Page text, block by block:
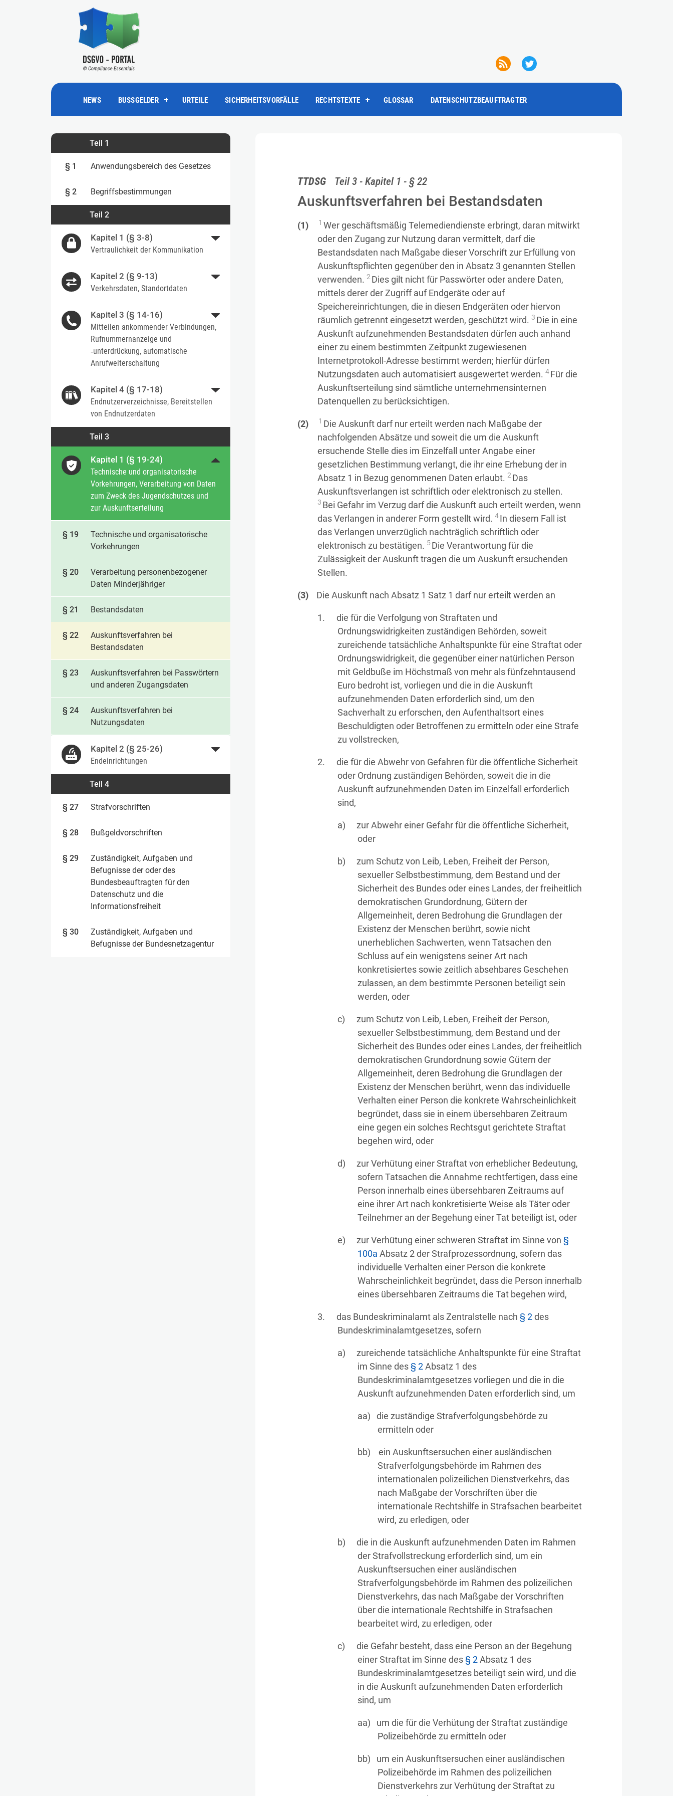
NEWS BUSSGELDER URTEILE SICHERHEITSVORFÄLLE RECHTSTEXTE GLOSSAR DATENSCHUTZBEAUFTRAGTER
Teil 1
§ 1 Anwendungsbereich des Gesetzes
§ 2 Begriffsbestimmungen
Teil 2
Kapitel 1 (§ 3-8)
Vertraulichkeit der Kommunikation
Kapitel 2 (§ 9-13)
Verkehrsdaten, Standortdaten
Kapitel 3 (§ 14-16)
Mitteilen ankommender Verbindungen,
Rufnummernanzeige und
‐unterdrückung, automatische
Anrufweiterschaltung
Kapitel 4 (§ 17-18)
Endnutzerverzeichnisse, Bereitstellen
von Endnutzerdaten
Teil 3
Kapitel 1 (§ 19-24)
Technische und organisatorische
Vorkehrungen, Verarbeitung von Daten
zum Zweck des Jugendschutzes und
zur Auskunftserteilung
§ 19
Technische und organisatorische
Vorkehrungen
§ 20
Verarbeitung personenbezogener
Daten Minderjähriger
§ 21 Bestandsdaten
§ 22
Auskunftsverfahren bei
Bestandsdaten
§ 23
Auskunftsverfahren bei Passwörtern
und anderen Zugangsdaten
§ 24
Auskunftsverfahren bei
Nutzungsdaten
Kapitel 2 (§ 25-26)
Endeinrichtungen
Teil 4
§ 27 Strafvorschriften
§ 28 Bußgeldvorschriften
§ 29
Zuständigkeit, Aufgaben und
Befugnisse der oder des
Bundesbeauftragten für den
Datenschutz und die
Informationsfreiheit
§ 30
Zuständigkeit, Aufgaben und
Befugnisse der Bundesnetzagentur
TTDSG Teil 3 - Kapitel 1 - § 22
Auskunftsverfahren bei Bestandsdaten
1 Wer geschäftsmäßig Telemediendienste erbringt, daran mitwirkt
oder den Zugang zur Nutzung daran vermittelt, darf die
Bestandsdaten nach Maßgabe dieser Vorschrift zur Erfüllung von
Auskunftspflichten gegenüber den in Absatz 3 genannten Stellen
verwenden. 2Dies gilt nicht für Passwörter oder andere Daten,
mittels derer der Zugriff auf Endgeräte oder auf
Speichereinrichtungen, die in diesen Endgeräten oder hiervon
räumlich getrennt eingesetzt werden, geschützt wird. 3 Die in eine
Auskunft aufzunehmenden Bestandsdaten dürfen auch anhand
einer zu einem bestimmten Zeitpunkt zugewiesenen
Internetprotokoll-Adresse bestimmt werden; hierfür dürfen
Nutzungsdaten auch automatisiert ausgewertet werden. 4Für die
Auskunftserteilung sind sämtliche unternehmensinternen
Datenquellen zu berücksichtigen.
1 Die Auskunft darf nur erteilt werden nach Maßgabe der
nachfolgenden Absätze und soweit die um die Auskunft
ersuchende Stelle dies im Einzelfall unter Angabe einer
gesetzlichen Bestimmung verlangt, die ihr eine Erhebung der in
Absatz 1 in Bezug genommenen Daten erlaubt. 2Das
Auskunftsverlangen ist schriftlich oder elektronisch zu stellen.
3 Bei Gefahr im Verzug darf die Auskunft auch erteilt werden, wenn
das Verlangen in anderer Form gestellt wird. 4In diesem Fall ist
das Verlangen unverzüglich nachträglich schriftlich oder
elektronisch zu bestätigen. 5Die Verantwortung für die
Zulässigkeit der Auskunft tragen die um Auskunft ersuchenden
Stellen.
Die Auskunft nach Absatz 1 Satz 1 darf nur erteilt werden an
die für die Verfolgung von Straftaten und
Ordnungswidrigkeiten zuständigen Behörden, soweit
zureichende tatsächliche Anhaltspunkte für eine Straftat oder
Ordnungswidrigkeit, die gegenüber einer natürlichen Person
mit Geldbuße im Höchstmaß von mehr als fünfzehntausend
Euro bedroht ist, vorliegen und die in die Auskunft
aufzunehmenden Daten erforderlich sind, um den
Sachverhalt zu erforschen, den Aufenthaltsort eines
Beschuldigten oder Betroffenen zu ermitteln oder eine Strafe
zu vollstrecken,
die für die Abwehr von Gefahren für die öffentliche Sicherheit
oder Ordnung zuständigen Behörden, soweit die in die
Auskunft aufzunehmenden Daten im Einzelfall erforderlich
sind,
zur Abwehr einer Gefahr für die öffentliche Sicherheit,
oder
zum Schutz von Leib, Leben, Freiheit der Person,
sexueller Selbstbestimmung, dem Bestand und der
Sicherheit des Bundes oder eines Landes, der freiheitlich
demokratischen Grundordnung, Gütern der
Allgemeinheit, deren Bedrohung die Grundlagen der
Existenz der Menschen berührt, sowie nicht
unerheblichen Sachwerten, wenn Tatsachen den
Schluss auf ein wenigstens seiner Art nach
konkretisiertes sowie zeitlich absehbares Geschehen
zulassen, an dem bestimmte Personen beteiligt sein
werden, oder
zum Schutz von Leib, Leben, Freiheit der Person,
sexueller Selbstbestimmung, dem Bestand und der
Sicherheit des Bundes oder eines Landes, der freiheitlich
demokratischen Grundordnung sowie Gütern der
Allgemeinheit, deren Bedrohung die Grundlagen der
Existenz der Menschen berührt, wenn das individuelle
Verhalten einer Person die konkrete Wahrscheinlichkeit
begründet, dass sie in einem übersehbaren Zeitraum
eine gegen ein solches Rechtsgut gerichtete Straftat
begehen wird, oder
zur Verhütung einer Straftat von erheblicher Bedeutung,
sofern Tatsachen die Annahme rechtfertigen, dass eine
Person innerhalb eines übersehbaren Zeitraums auf
eine ihrer Art nach konkretisierte Weise als Täter oder
Teilnehmer an der Begehung einer Tat beteiligt ist, oder
zur Verhütung einer schweren Straftat im Sinne von§
100a Absatz 2 der Strafprozessordnung, sofern das
individuelle Verhalten einer Person die konkrete
Wahrscheinlichkeit begründet, dass die Person innerhalb
eines übersehbaren Zeitraums die Tat begehen wird,
das Bundeskriminalamt als Zentralstelle nach§ 2des
Bundeskriminalamtgesetzes, sofern
zureichende tatsächliche Anhaltspunkte für eine Straftat
im Sinne des§ 2Absatz 1 des
Bundeskriminalamtgesetzes vorliegen und die in die
Auskunft aufzunehmenden Daten erforderlich sind, um
die zuständige Strafverfolgungsbehörde zu
ermitteln oder
ein Auskunftsersuchen einer ausländischen
Strafverfolgungsbehörde im Rahmen des
internationalen polizeilichen Dienstverkehrs, das
nach Maßgabe der Vorschriften über die
internationale Rechtshilfe in Strafsachen bearbeitet
wird, zu erledigen, oder
die in die Auskunft aufzunehmenden Daten im Rahmen
der Strafvollstreckung erforderlich sind, um ein
Auskunftsersuchen einer ausländischen
Strafverfolgungsbehörde im Rahmen des polizeilichen
Dienstverkehrs, das nach Maßgabe der Vorschriften
über die internationale Rechtshilfe in Strafsachen
bearbeitet wird, zu erledigen, oder
die Gefahr besteht, dass eine Person an der Begehung
einer Straftat im Sinne des§ 2Absatz 1 des
Bundeskriminalamtgesetzes beteiligt sein wird, und die
in die Auskunft aufzunehmenden Daten erforderlich
sind, um
um die für die Verhütung der Straftat zuständige
Polizeibehörde zu ermitteln oder
um ein Auskunftsersuchen einer ausländischen
Polizeibehörde im Rahmen des polizeilichen
Dienstverkehrs zur Verhütung der Straftat zu